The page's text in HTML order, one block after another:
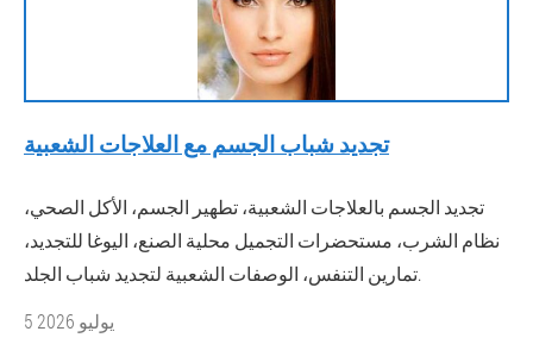
تجديد شباب الجسم مع العلاجات الشعبية
تجديد الجسم بالعلاجات الشعبية، تطهير الجسم، الأكل الصحي،
نظام الشرب، مستحضرات التجميل محلية الصنع، اليوغا للتجديد،
تمارين التنفس، الوصفات الشعبية لتجديد شباب الجلد.
5 يوليو 2026